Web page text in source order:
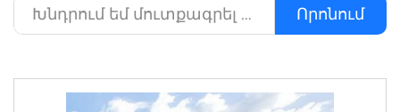
Որոնում